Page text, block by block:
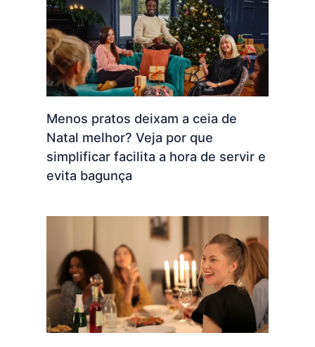
Menos pratos deixam a ceia de
Natal melhor? Veja por que
simplificar facilita a hora de servir e
evita bagunça